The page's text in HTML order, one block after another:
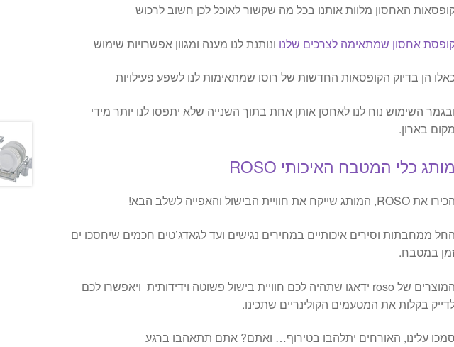
האחסון מלוות אותנו בכל מה שקשור לאוכל לכן חשוב לרכוש
אחסון שמתאימה לצרכים שלנו ונותנת לנו מענה ומגוון אפשרויות שימוש
הן בדיוק הקופסאות החדשות של רוסו שמתאימות לנו לשפע פעילויות
ובגמר השימוש נוח לנו לאחסן אותן אחת בתוך השנייה שלא יתפסו לנו יותר מידי
מקום בארון.
מותג כלי המטבח האיכותי ROSO
הכירו את ROSO, המותג שייקח את חוויית הבישול והאפייה לשלב הבא!
החל ממחבתות וסירים איכותיים במחירים נגישים ועד לגאדג’טים חכמים שיחסכו ים
במטבח.
המוצרים של roso ידאגו שתהיה לכם חוויית בישול פשוטה וידידותית ויאפשרו לכם
בקלות את המטעמים הקולינריים שתכינו.
סמכו עלינו, האורחים יתלהבו בטירוף… ואתם? אתם תתאהבו ברגע